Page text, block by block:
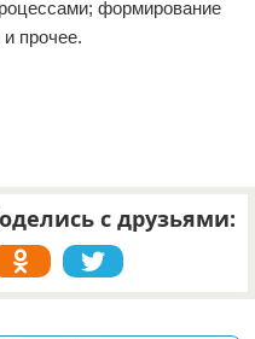
формирование
и прочее.
с друзьями: